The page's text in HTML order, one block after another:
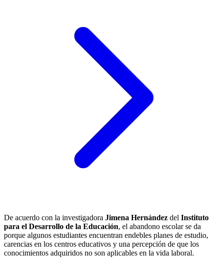
De acuerdo con la investigadora Jimena Hernández del Instituto
para el Desarrollo de la Educación, el abandono escolar se da
porque algunos estudiantes encuentran endebles planes de estudio,
carencias en los centros educativos y una percepción de que los
conocimientos adquiridos no son aplicables en la vida laboral.